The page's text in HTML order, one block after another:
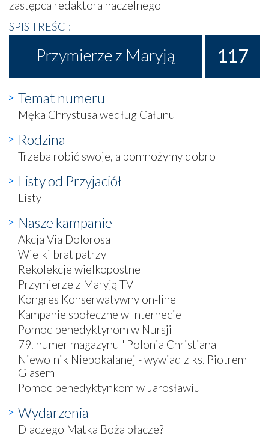
zastępca redaktora naczelnego
SPIS TREŚCI:
Przymierze z Maryją 117
Temat numeru
Męka Chrystusa według Całunu
Rodzina
Trzeba robić swoje, a pomnożymy dobro
Listy od Przyjaciół
Listy
Nasze kampanie
Akcja Via Dolorosa
Wielki brat patrzy
Rekolekcje wielkopostne
Przymierze z Maryją TV
Kongres Konserwatywny on-line
Kampanie społeczne w Internecie
Pomoc benedyktynom w Nursji
79. numer magazynu "Polonia Christiana"
Niewolnik Niepokalanej - wywiad z ks. Piotrem
Glasem
Pomoc benedyktynkom w Jarosławiu
Wydarzenia
Dlaczego Matka Boża płacze?